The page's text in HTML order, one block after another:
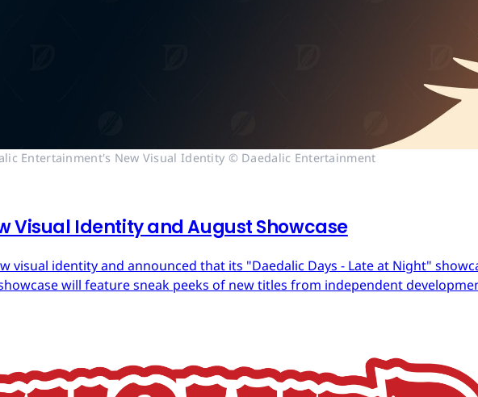
Entertainment's New Visual Identity © Daedalic Entertainment
Visual Identity and August Showcase
visual identity and announced that its "Daedalic Days - Late at Night"
will feature sneak peeks of new titles from independent